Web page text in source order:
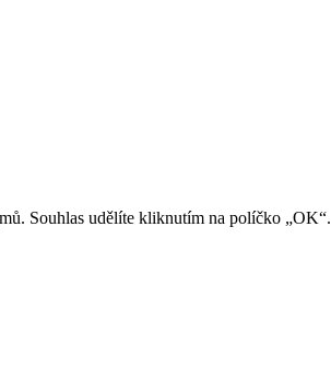
Souhlas udělíte kliknutím na políčko „OK“.